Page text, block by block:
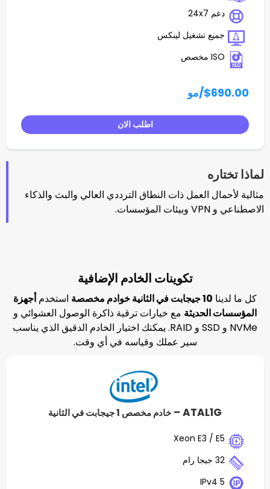
لينكس
ذات النطاق الترددي العالي والبث والذكاء
تكوينات الخادم الإضافية
استخدمأجهزة
مع خيارات ترقية ذاكرة الوصول العشوائي و
NVMe و SSD و RAID. يمكنك اختيار الخادم الدقيق الذي يناسب
سير عملك وقياسه في أي وقت.
خادم مخصص 1 جيجابت في الثانية
Xeon